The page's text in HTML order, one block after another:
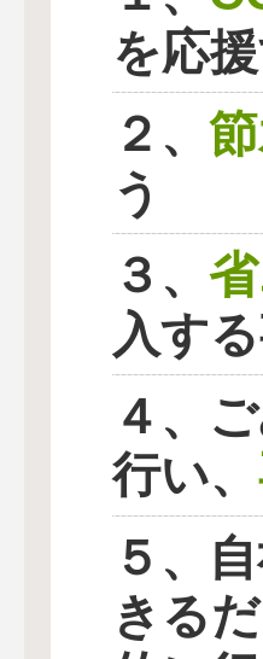
を応
２、
う
３、
入す
４、
行い、
５、
きる